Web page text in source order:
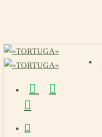
content
vk telegram